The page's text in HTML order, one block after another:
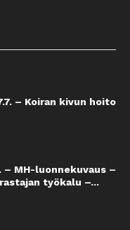
– Koiran kivun hoito
MH-luonnekuvaus –
työkalu –...